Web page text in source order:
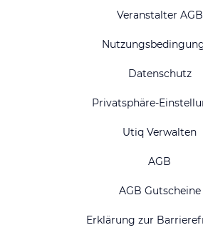
Veranstalter AGB
Datenschutz
Privatsphäre-
Utiq Verwalten
AGB
AGB Gutscheine
Erklärung zur